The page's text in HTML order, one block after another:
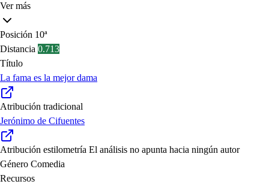
Ver más
Posición 10ª
Distancia 0.713
Título
La fama es la mejor dama
Atribución tradicional
Jerónimo de Cifuentes
Atribución estilometría El análisis no apunta hacia ningún autor
Género Comedia
Recursos